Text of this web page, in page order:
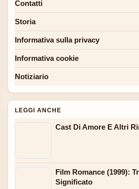
Contatti
Storia
Informativa sulla privacy
Informativa cookie
Notiziario
LEGGI ANCHE
Cast Di Amore E Altri
Film Romance (1999):
Significato